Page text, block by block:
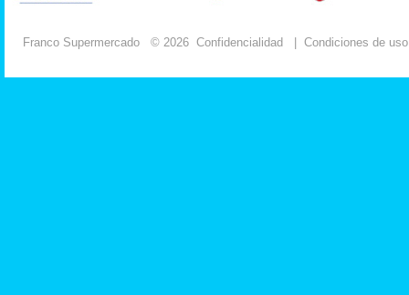
Franco Supermercado © 2026 Confidencialidad Condiciones de uso